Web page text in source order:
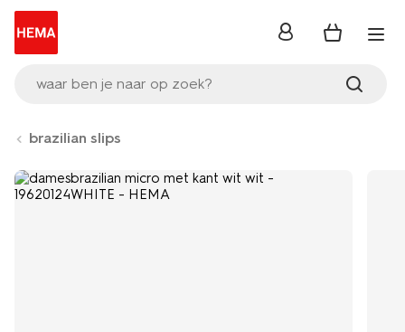
waar ben je naar op zoek?
inloggen
brazilian slips